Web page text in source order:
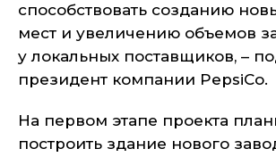
способствовать созданию
мест и увеличению объемов
у локальных поставщиков, –
президент компании PepsiCo.
На первом этапе проекта
построить здание нового